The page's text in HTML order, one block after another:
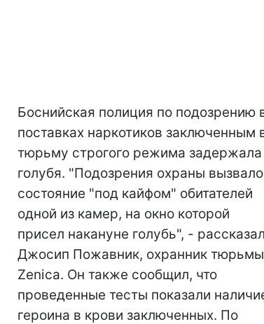
Боснийская полиция по подозрению
поставках наркотиков заключенным
тюрьму строгого режима задержала
голубя. "Подозрения охраны вызвало
состояние "под кайфом" обитателей
одной из камер, на окно которой
присел накануне голубь", - рассказал
Джосип Пожавник, охранник тюрьмы
Zenica. Он также сообщил, что
проведенные тесты показали
героина в крови заключенных. По